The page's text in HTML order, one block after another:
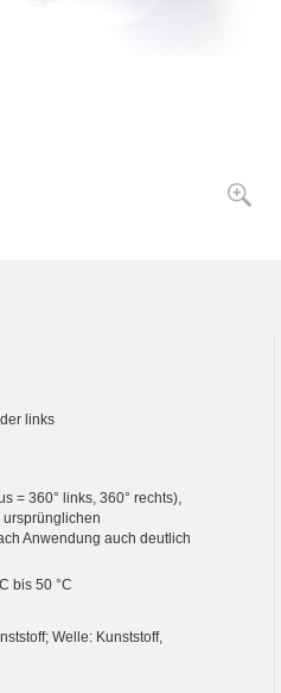
links
= 360° links, 360° rechts),
Anwendung auch deutlich
bis 50 °C
Welle: Kunststoff,